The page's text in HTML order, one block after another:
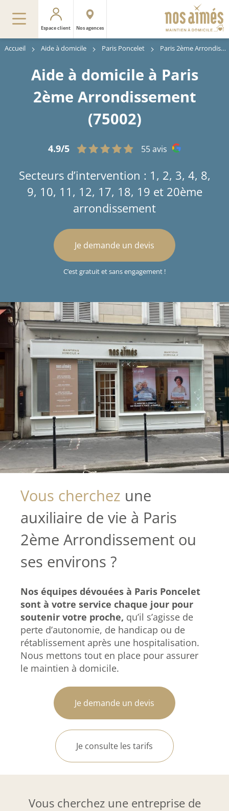
Espace client Nos agences
Accueil Aide à domicile Paris Poncelet Paris 2ème Arrondissement
Aide à domicile à Paris
2ème Arrondissement
(75002)
4.9/5 55 avis
Secteurs d’intervention : 1, 2, 3, 4, 8,
9, 10, 11, 12, 17, 18, 19 et 20ème
arrondissement
Je demande un devis
C’est gratuit et sans engagement !
Vous cherchez une
auxiliaire de vie à Paris
2ème Arrondissement ou
ses environs ?
Nos équipes dévouées à Paris Poncelet
sont à votre service chaque jour pour
soutenir votre proche, qu’il s’agisse de
perte d’autonomie, de handicap ou de
rétablissement après une hospitalisation.
Nous mettons tout en place pour assurer
le maintien à domicile.
Je demande un devis
Je consulte les tarifs
Vous cherchez une entreprise de